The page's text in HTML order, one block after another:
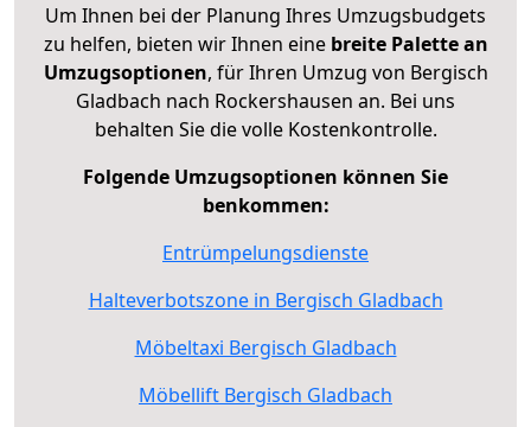
Um Ihnen bei der Planung Ihres Umzugsbudgets
zu helfen, bieten wir Ihnen eine breite Palette an
Umzugsoptionen, für Ihren Umzug von Bergisch
Gladbach nach Rockershausen an. Bei uns
behalten Sie die volle Kostenkontrolle.
Folgende Umzugsoptionen können Sie
benkommen:
Entrümpelungsdienste
Halteverbotszone in Bergisch Gladbach
Möbeltaxi Bergisch Gladbach
Möbellift Bergisch Gladbach